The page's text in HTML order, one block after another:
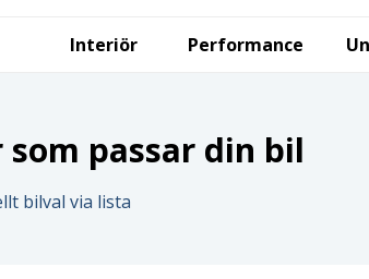
Interiör Performance
passar din bil
bilval via lista